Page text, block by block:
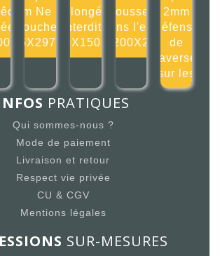
2mm Ne pas
toucher
105X297mm
Plongée
interdite
150X150mm
pousser
dans l'eau
200X2
2mm
Défense
de
traverser
sur les
PRATIQUES
Qui sommes-nous ?
Mode de paiement
Livraison et retour
Respect vie privée
CU & CGV
Mentions légales
SUR-MESURES